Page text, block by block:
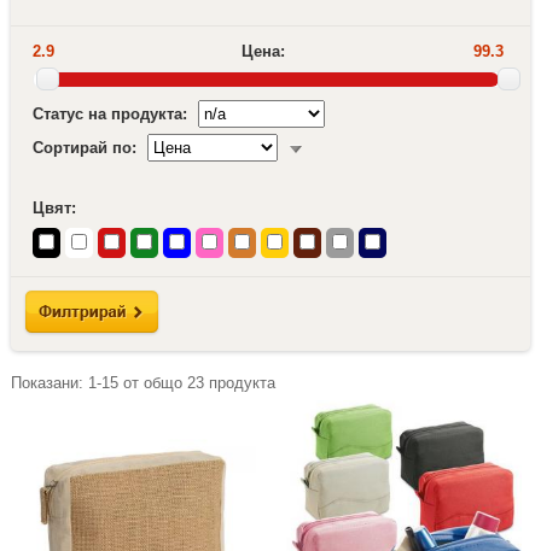
2.9 Цена: 99.3
Статус на продукта:
Сортирай по:
Цвят:
Показани: 1-15от общо 23продукта